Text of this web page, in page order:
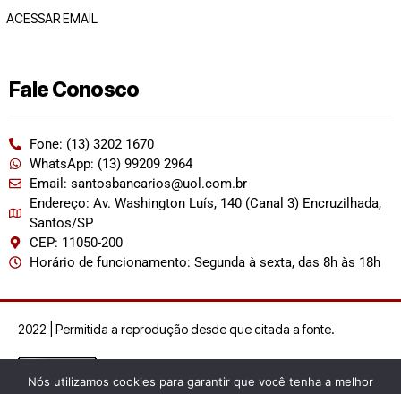
ACESSAR EMAIL
Fale Conosco
Fone: (13) 3202 1670
WhatsApp: (13) 99209 2964
Email: santosbancarios@uol.com.br
Endereço: Av. Washington Luís, 140 (Canal 3) Encruzilhada,
Santos/SP
CEP: 11050-200
Horário de funcionamento: Segunda à sexta, das 8h às 18h
2022 | Permitida a reprodução desde que citada a fonte.
Nós utilizamos cookies para garantir que você tenha a melhor